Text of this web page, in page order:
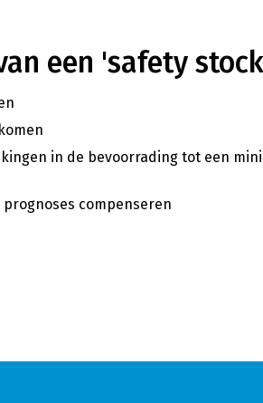
een 'safety
in de bevoorrading tot een
compenseren